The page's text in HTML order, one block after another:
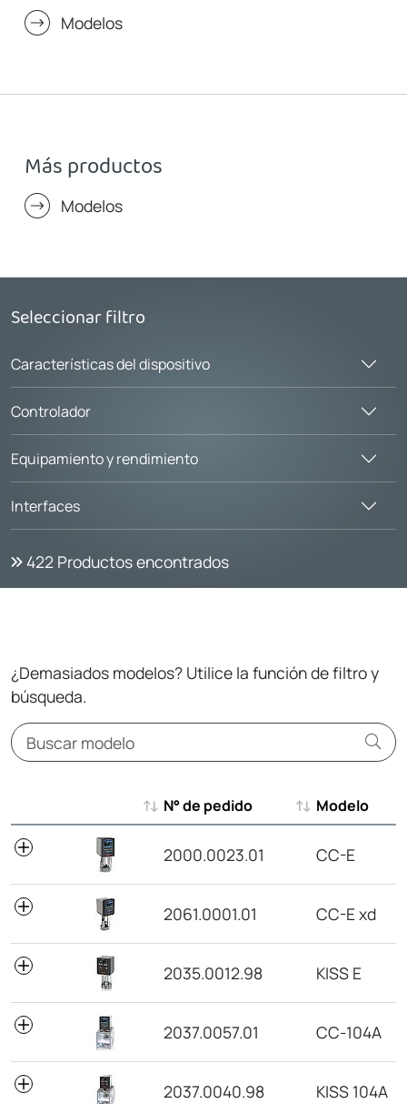
Modelos
Más productos
Modelos
Seleccionar filtro
Características del dispositivo
Controlador
Equipamiento y rendimiento
Interfaces
422 Productos encontrados
¿Demasiados modelos? Utilice la función de filtro y
búsqueda.
N° de pedido
Modelo
2000.0023.01 CC-E
2061.0001.01 CC-E xd
2035.0012.98 KISS E
2037.0057.01 CC-104A
2037.0040.98 KISS 104A